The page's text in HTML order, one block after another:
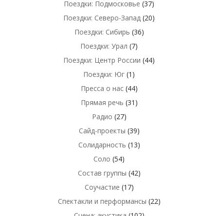
Поездки: Подмосковье (37)
Поездки: Северо-Запад (20)
Поездки: Сибирь (36)
Поездки: Урал (7)
Поездки: Центр России (44)
Поездки: Юг (1)
Пресса о нас(44)
Прямая речь (31)
Радио (27)
Сайд-проекты (39)
Солидарность (13)
Соло (54)
Состав группы (42)
Соучастие (17)
Спектакли и перформансы (22)